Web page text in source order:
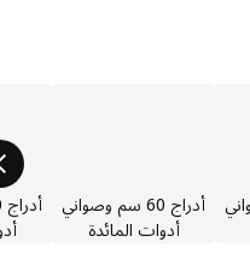
أدراج 60 سم وصواني
أدوات المائدة